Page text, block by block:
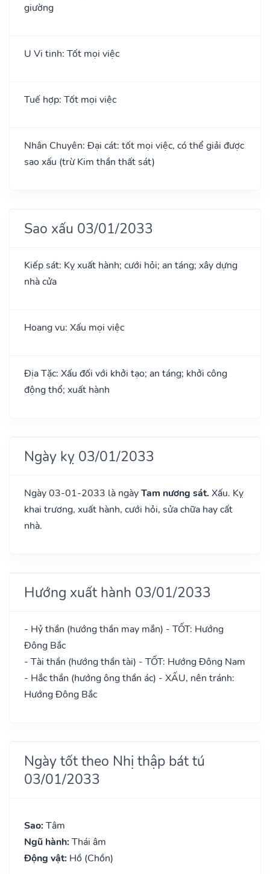
giường
U Vi tinh: Tốt mọi việc
Tuế hợp: Tốt mọi việc
Nhân Chuyên: Đại cát: tốt mọi việc, có thể giải được
sao xấu (trừ Kim thần thất sát)
Sao xấu 03/01/2033
Kiếp sát: Kỵ xuất hành; cưới hỏi; an táng; xây dựng
nhà cửa
Hoang vu: Xấu mọi việc
Địa Tặc: Xấu đối với khởi tạo; an táng; khởi công
động thổ; xuất hành
Ngày kỵ 03/01/2033
Ngày 03-01-2033 là ngàyTam nương sát. Xấu. Kỵ
khai trương, xuất hành, cưới hỏi, sửa chữa hay cất
nhà.
Hướng xuất hành 03/01/2033
- Hỷ thần (hướng thần may mắn) - TỐT: Hướng
Đông Bắc
- Tài thần (hướng thần tài) - TỐT: Hướng Đông Nam
- Hắc thần (hướng ông thần ác) - XẤU, nên tránh:
Hướng Đông Bắc
Ngày tốt theo Nhị thập bát tú
03/01/2033
Sao: Tâm
Ngũ hành: Thái âm
Động vật: Hồ (Chồn)